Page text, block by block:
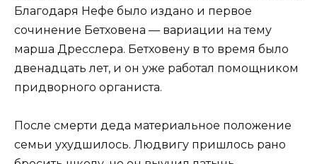
Благодаря Нефе было издано и первое
сочинение Бетховена — вариации на тему
марша Дресслера. Бетховену в то время было
двенадцать лет, и он уже работал помощником
придворного органиста.
После смерти деда материальное положение
семьи ухудшилось. Людвигу пришлось рано